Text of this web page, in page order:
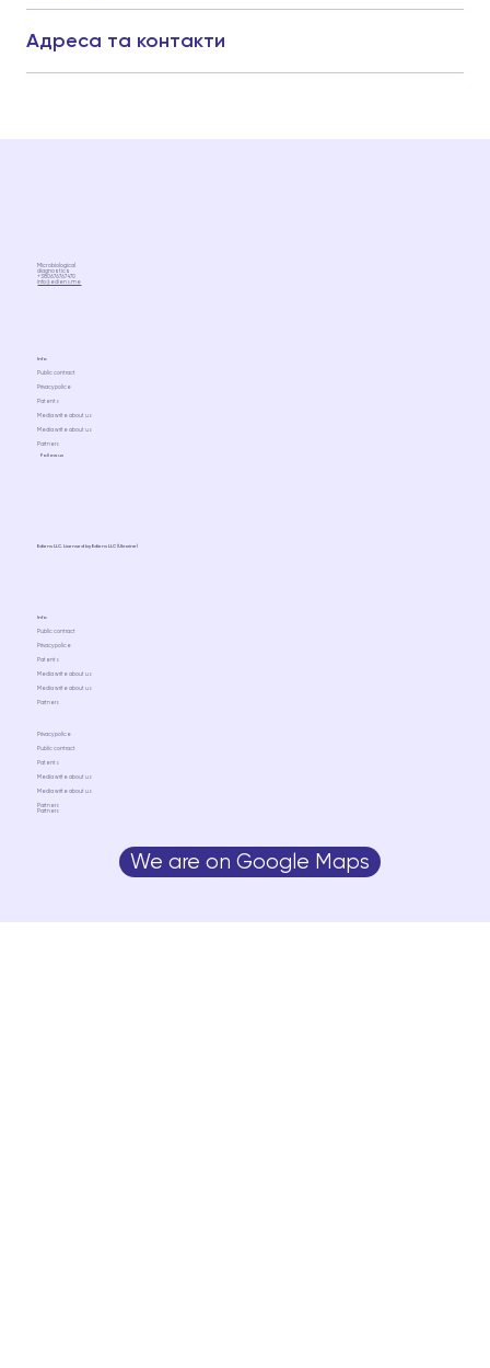
Адреса та контакти
Microbiological
diagnostics
+380676767470
info@ediens.me
Privacy police
Public contract
Patents
Media write about us
Media write about us
Partners
Partners
Info
Privacy police
Public contract
Patents
Media write about us
Media write about us
Partners
Info
Privacy police
Public contract
Patents
Media write about us
Media write about us
Partners
Follow us
Media write about us
We are on Google Maps
Ediens LLC. Licensed by Ediens LLC (Ukraine)